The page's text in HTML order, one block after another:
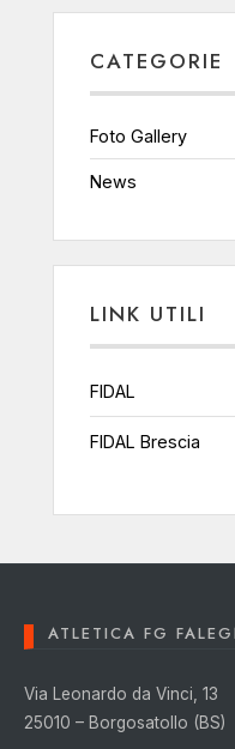
CATEGORIE
Foto Gallery
News
LINK UTILI
FIDAL
FIDAL Brescia
ATLETICA FG
Via Leonardo da Vinci, 13
25010 – Borgosatollo (BS)